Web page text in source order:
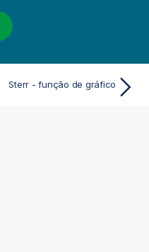
Sterr - função de gráfico